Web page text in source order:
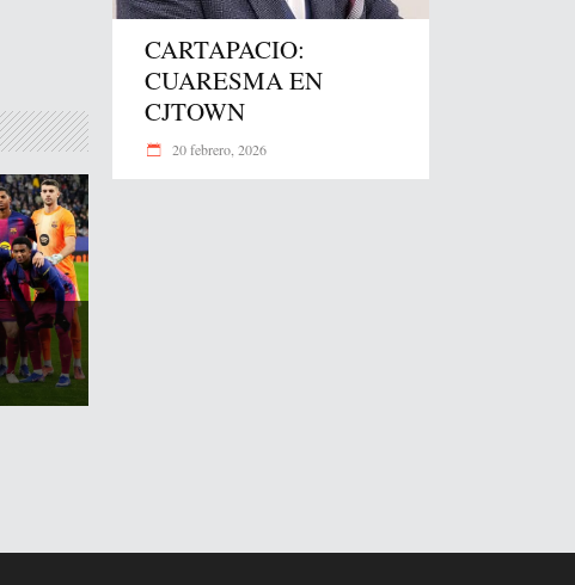
CARTAPACIO:
CUARESMA EN
CJTOWN
20 febrero, 2026